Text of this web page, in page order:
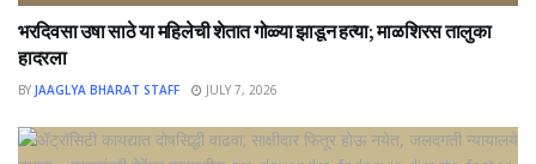
भरदिवसा उषा साठे या महिलेची शेतात गोळ्या झाडून हत्या; माळशिरस तालुका
हादरला
BY JAAGLYA BHARAT STAFF JULY 7, 2026